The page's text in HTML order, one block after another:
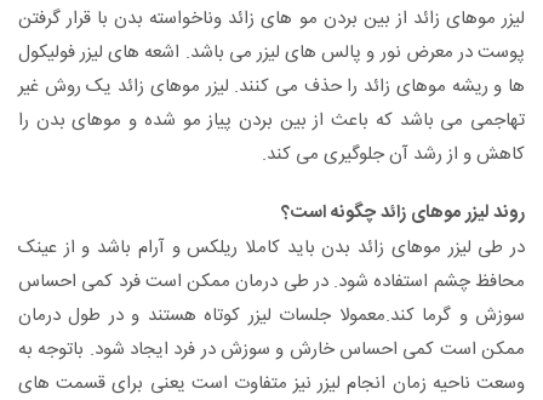
لیزر موهای زائد از بین بردن مو های زائد وناخواسته بدن با قرار گرفتن
پوست در معرض نور و پالس های لیزر می باشد. اشعه های لیزر فولیکول
ها و ریشه موهای زائد را حذف می کنند. لیزر موهای زائد یک روش غیر
تهاجمی می باشد که باعث از بین بردن پیاز مو شده و موهای بدن را
کاهش و از رشد آن جلوگیری می کند.
روند لیزر موهای زائد چگونه است؟
در طی لیزر موهای زائد بدن باید کاملا ریلکس و آرام باشد و از عینک
محافظ چشم استفاده شود. در طی درمان ممکن است فرد کمی احساس
سوزش و گرما کند.معمولا جلسات لیزر کوتاه هستند و در طول درمان
ممکن است کمی احساس خارش و سوزش در فرد ایجاد شود. باتوجه به
وسعت ناحیه زمان انجام لیزر نیز متفاوت است یعنی برای قسمت های